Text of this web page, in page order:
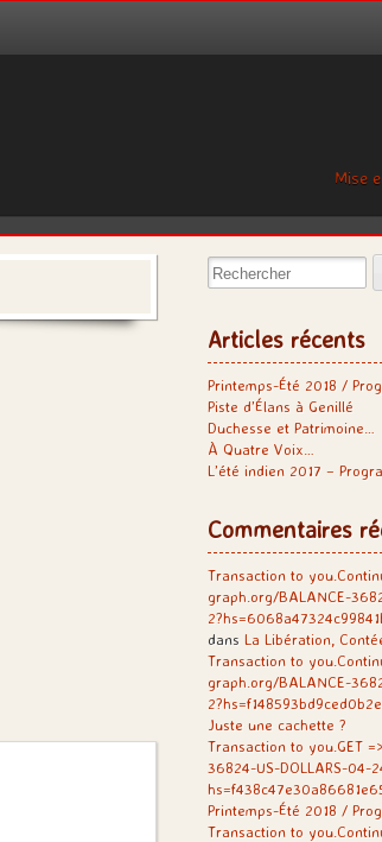
Mise
Rechercher:
Articles récents
Printemps-Été 2018 /
Piste d’Élans à Genillé
Duchesse et Patrimoine…
À Quatre Voix…
L’été indien 2017 –
Commentaires
Transaction to
graph.org/BALANCE-
dans La Libération,
Transaction to
graph.org/BALANCE-
Juste une cachette ?
Transaction to you.GET
36824-US-DOLLARS-04-
Printemps-Été 2018 /
Transaction to